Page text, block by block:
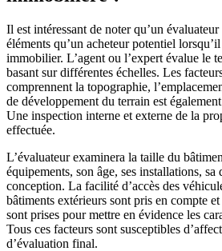
Il est intéressant de noter qu’un
éléments qu’un acheteur potentiel
immobilier. L’agent ou l’expert évalue le
basant sur différentes échelles. Les
comprennent la topographie,
de développement du terrain est
Une inspection interne et externe de la
effectuée.
L’évaluateur examinera la taille du
équipements, son âge, ses installations, sa
conception. La facilité d’accès des
bâtiments extérieurs sont pris en compte
sont prises pour mettre en évidence les
Tous ces facteurs sont susceptibles
d’évaluation final.